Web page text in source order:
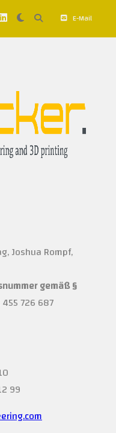
E-Mail
Joshua Rompf,
gemäß §
726 687
99